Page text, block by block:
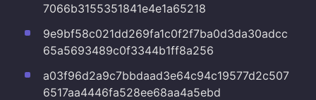
7066b3155351841e4e1a65218
9e9bf58c021dd269fa1c0f2f7ba0d3da30adcc
65a5693489c0f3344b1ff8a256
a03f96d2a9c7bbdaad3e64c94c19577d2c507
6517aa4446fa528ee68aa4a5ebd